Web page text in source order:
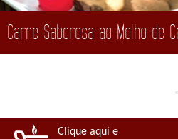
Carne Saborosa ao Molho de
Clique aqui e